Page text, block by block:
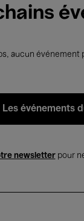
aucun événement
Les événements
newsletterpour